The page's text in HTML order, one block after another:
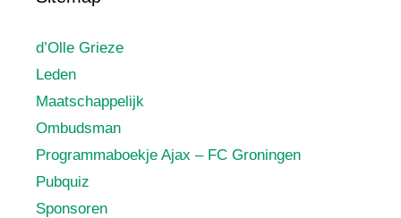
d’Olle Grieze
Leden
Maatschappelijk
Ombudsman
Programmaboekje Ajax – FC Groningen
Pubquiz
Sponsoren